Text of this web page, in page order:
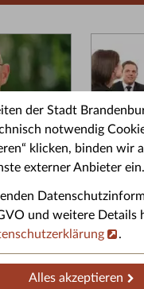
der Stadt
notwendig
klicken, binden wir
externer Anbieter ein.
und weitere Details
.
Alles akzeptieren